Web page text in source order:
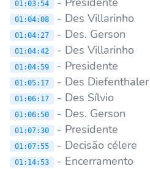
01:03:54
01:04:08 - Des Villarinho
01:04:27 - Des. Gerson
01:04:42 - Des Villarinho
01:04:59 - Presidente
01:05:17 - Des Diefenthaler
01:06:17 - Des Sílvio
01:06:50 - Des. Gerson
01:07:30 - Presidente
01:07:55 - Decisão célere
01:14:53 - Encerramento